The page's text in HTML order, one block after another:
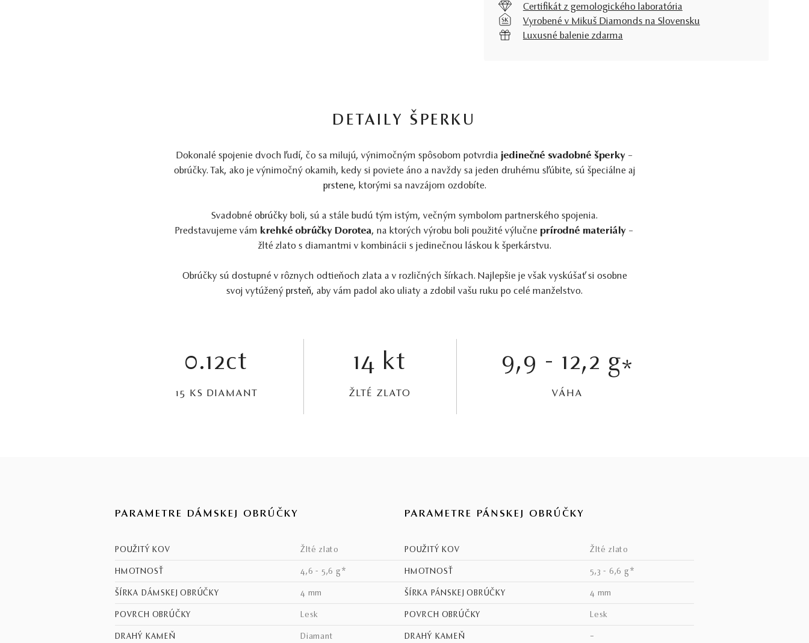
Certifikát z gemologického laboratória
Vyrobené v Mikuš Diamonds na Slovensku
Luxusné balenie zdarma
DETAILY ŠPERKU
Dokonalé spojenie dvoch ľudí, čo sa milujú, výnimočným spôsobom potvrdia jedinečné svadobné šperky–
obrúčky. Tak, ako je výnimočný okamih, kedy si poviete áno a navždy sa jeden druhému sľúbite, sú špeciálne aj
prstene, ktorými sa navzájom ozdobíte.
Svadobné obrúčky boli, sú a stále budú tým istým, večným symbolom partnerského spojenia.
Predstavujeme vám krehké obrúčky Dorotea, na ktorých výrobu boli použité výlučne prírodné materiály –
žlté zlato s diamantmi v kombinácii s jedinečnou láskou k šperkárstvu.
Obrúčky sú dostupné v rôznych odtieňoch zlata a v rozličných šírkach. Najlepšie je však vyskúšať si osobne
svoj vytúžený prsteň, aby vám padol ako uliaty a zdobil vašu ruku po celé manželstvo.
0.12ct
15 KS DIAMANT
14 kt
ŽLTÉ ZLATO
9,9 - 12,2 g*
VÁHA
PARAMETRE DÁMSKEJ OBRÚČKY
POUŽITÝ KOV žlté zlato
HMOTNOSŤ 4,6 - 5,6 g*
ŠÍRKA DÁMSKEJ OBRÚČKY 4 mm
POVRCH OBRÚČKY lesk
DRAHÝ KAMEŇ diamant
PARAMETRE PÁNSKEJ OBRÚČKY
POUŽITÝ KOV žlté zlato
HMOTNOSŤ 5,3 - 6,6 g*
ŠÍRKA PÁNSKEJ OBRÚČKY 4 mm
POVRCH OBRÚČKY lesk
DRAHÝ KAMEŇ –